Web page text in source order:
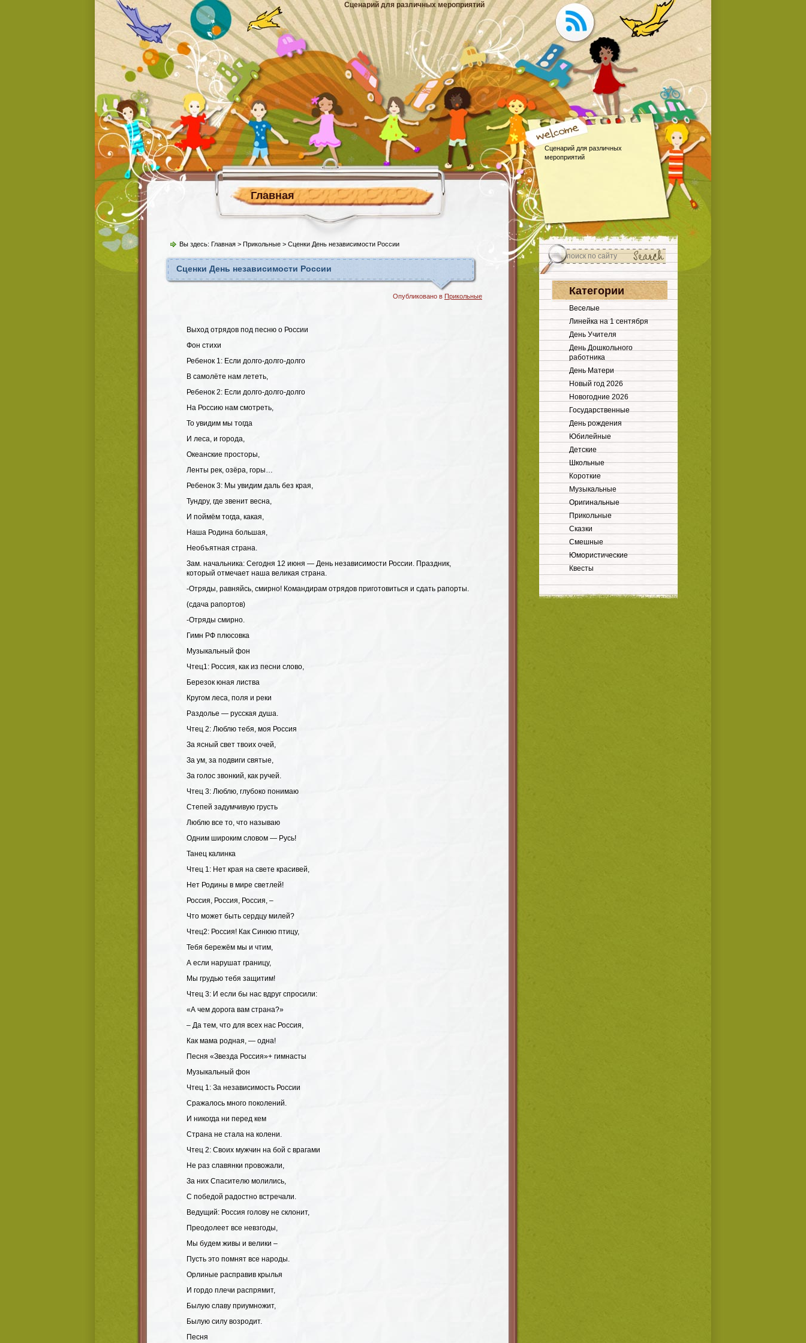
Сценарий для различных мероприятий
Главная
Сценарий для различных
мероприятий
Вы здесь: Главная > Прикольные > Сценки День независимости России
Сценки День независимости России
Опубликовано в Прикольные
Выход отрядов под песню о России
Фон стихи
Ребенок 1: Если долго-долго-долго
В самолёте нам лететь,
Ребенок 2: Если долго-долго-долго
На Россию нам смотреть,
То увидим мы тогда
И леса, и города,
Океанские просторы,
Ленты рек, озёра, горы…
Ребенок 3: Мы увидим даль без края,
Тундру, где звенит весна,
И поймём тогда, какая,
Наша Родина большая,
Необъятная страна.
Зам. начальника: Сегодня 12 июня — День независимости России. Праздник,
который отмечает наша великая страна.
-Отряды, равняйсь, смирно! Командирам отрядов приготовиться и сдать рапорты.
(сдача рапортов)
-Отряды смирно.
Гимн РФ плюсовка
Музыкальный фон
Чтец1: Россия, как из песни слово,
Березок юная листва
Кругом леса, поля и реки
Раздолье — русская душа.
Чтец 2: Люблю тебя, моя Россия
За ясный свет твоих очей,
За ум, за подвиги святые,
За голос звонкий, как ручей.
Чтец 3: Люблю, глубоко понимаю
Степей задумчивую грусть
Люблю все то, что называю
Одним широким словом — Русь!
Танец калинка
Чтец 1: Нет края на свете красивей,
Нет Родины в мире светлей!
Россия, Россия, Россия, –
Что может быть сердцу милей?
Чтец2: Россия! Как Синюю птицу,
Тебя бережём мы и чтим,
А если нарушат границу,
Мы грудью тебя защитим!
Чтец 3: И если бы нас вдруг спросили:
«А чем дорога вам страна?»
– Да тем, что для всех нас Россия,
Как мама родная, — одна!
Песня «Звезда Россия»+ гимнасты
Музыкальный фон
Чтец 1: За независимость России
Сражалось много поколений.
И никогда ни перед кем
Страна не стала на колени.
Чтец 2: Своих мужчин на бой с врагами
Не раз славянки провожали,
За них Спасителю молились,
С победой радостно встречали.
Ведущий: Россия голову не склонит,
Преодолеет все невзгоды,
Мы будем живы и велики –
Пусть это помнят все народы.
Орлиные расправив крылья
И гордо плечи распрямит,
Былую славу приумножит,
Былую силу возродит.
Песня
Категории
Веселые
Линейка на 1 сентября
День Учителя
День Дошкольного
работника
День Матери
Новый год 2026
Новогодние 2026
Государственные
День рождения
Юбилейные
Детские
Школьные
Короткие
Музыкальные
Оригинальные
Прикольные
Сказки
Смешные
Юмористические
Квесты